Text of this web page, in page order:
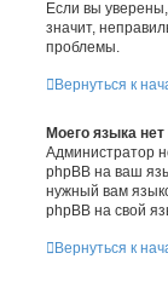
Если вы
значит,
проблемы.
Вернуться к
Моего языка нет
Администратор
phpBB на ваш
нужный вам
phpBB на свой
Вернуться к